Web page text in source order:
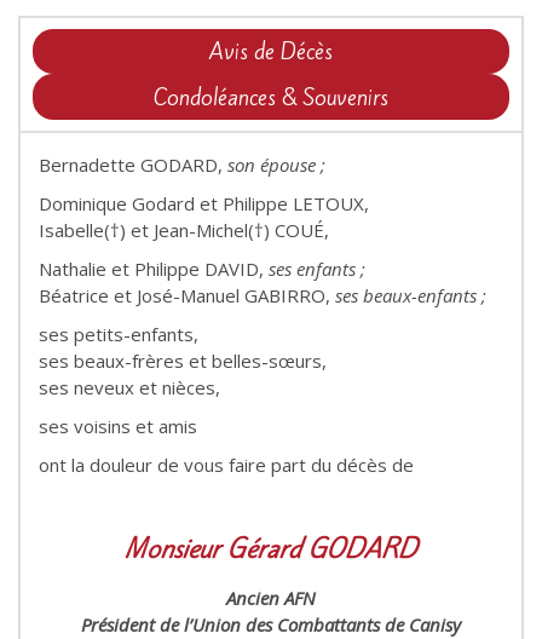
Avis de Décès
Condoléances & Souvenirs
Bernadette GODARD, son épouse ;
Dominique Godard et Philippe LETOUX,
Isabelle(†) et Jean-Michel(†) COUÉ,
Nathalie et Philippe DAVID, ses enfants ;
Béatrice et José-Manuel GABIRRO, ses beaux-enfants ;
ses petits-enfants,
ses beaux-frères et belles-sœurs,
ses neveux et nièces,
ses voisins et amis
ont la douleur de vous faire part du décès de
Monsieur Gérard GODARD
Ancien AFN
Président de l’Union des Combattants de Canisy